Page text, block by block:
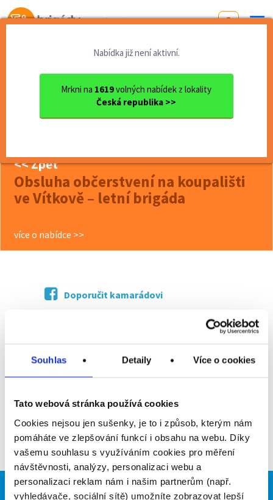
Souhlas Detaily Více o cookies
Tato webová stránka používá cookies
Cookies nejsou jen sušenky, je to i způsob, kterým nám
pomáháte ve zlepšování funkcí i obsahu na webu. Díky
vašemu souhlasu s využíváním cookies pro měření
návštěvnosti, analýzy, personalizaci webu a
personalizaci reklam nám i našim partnerům (např.
vyhledávače, sociální sítě) umožníte zobrazovat lepší
Od první brigády
Nabídka již není aktivní.
Mrkni na 1619volných nabídek z lokality
Česká republika >>
Moravskoslezský kraj
okres Opava
Vítkov
Obsluha občerstvení na koup...
další nabídky (0)BRIGÁDY VÍTKOV
<< Zpět
Obsluha občerstvení na koupališti
ve Vítkově – letní brigáda
více o nabídce >>
Doporučit kamarádovi
Zpět